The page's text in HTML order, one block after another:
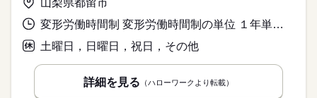
山梨県都留市
変形労働時間制 変形労働時間制の単位 １年単位 就業時間１ 8時30分〜17時30分
土曜日，日曜日，祝日，その他
詳細を見る （ハローワークより転載）